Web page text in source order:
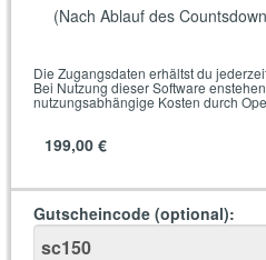
(Nach Ablauf des
Die Zugangsdaten erhältst du
Bei Nutzung dieser Software
nutzungsabhängige Kosten durch
199,00 €
Gutscheincode (optional):